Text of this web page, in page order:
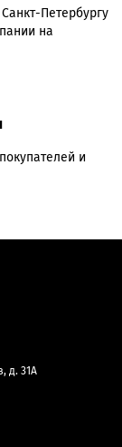
Петербургу
на
и
д. 31А